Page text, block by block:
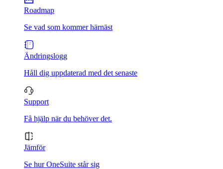
Roadmap
Se vad som kommer härnäst
Ändringslogg
Håll dig uppdaterad med det senaste
Support
Få hjälp när du behöver det.
Jämför
Se hur OneSuite står sig